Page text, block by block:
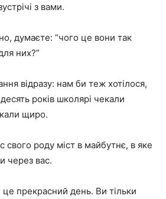
з вами.
думаєте: “чого це вони так
них?”
відразу: нам би теж хотілося,
років школярі чекали
щиро.
свого роду міст в майбутнє, в яке
через вас.
це прекрасний день. Ви тільки